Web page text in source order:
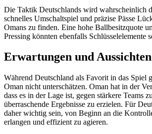
Die Taktik Deutschlands wird wahrscheinlich
schnelles Umschaltspiel und präzise Pässe
Omans zu finden. Eine hohe Ballbesitzquote
Pressing könnten ebenfalls Schlüsselelemente
Erwartungen und Aussichten
Während Deutschland als Favorit in das Spiel
Oman nicht unterschätzen. Oman hat in der
dass es in der Lage ist, gegen stärkere Teams
überraschende Ergebnisse zu erzielen. Für
daher wichtig sein, von Beginn an die
erlangen und effizient zu agieren.